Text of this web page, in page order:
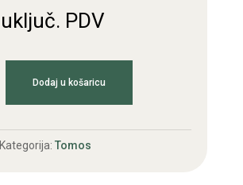
uključ. PDV
Dodaj u košaricu
Kategorija: Tomos